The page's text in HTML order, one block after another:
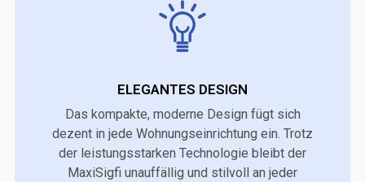
ELEGANTES DESIGN
Das kompakte, moderne Design fügt sich
dezent in jede Wohnungseinrichtung ein. Trotz
der leistungsstarken Technologie bleibt der
MaxiSigfi unauffällig und stilvoll an jeder